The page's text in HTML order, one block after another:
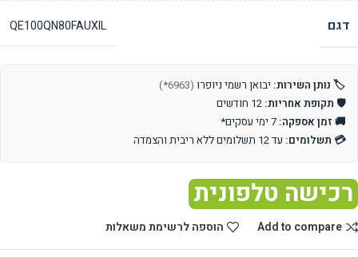
דגם QE100QN80FAUXIL
🏷️ נותן השירות: יבואן רשמי ניופרו (6963*)
🛡️ תקופת אחריות:
🚚 זמן אספקה:
💳 תשלומים: עד 12 תשלומים ללא ריבית והצמדה
רכישה טלפונית
Add to compare הוספה לרשימת משאלות